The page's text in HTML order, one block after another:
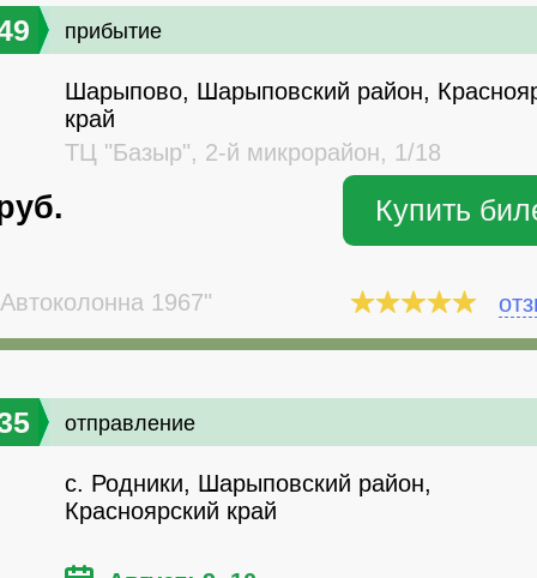
прибытие
Шарыпово, Шарыповский район,
край
ТЦ "Базыр", 2-й микрорайон, 1/18
Купить
1967"
отправление
с. Родники, Шарыповский район,
Красноярский край